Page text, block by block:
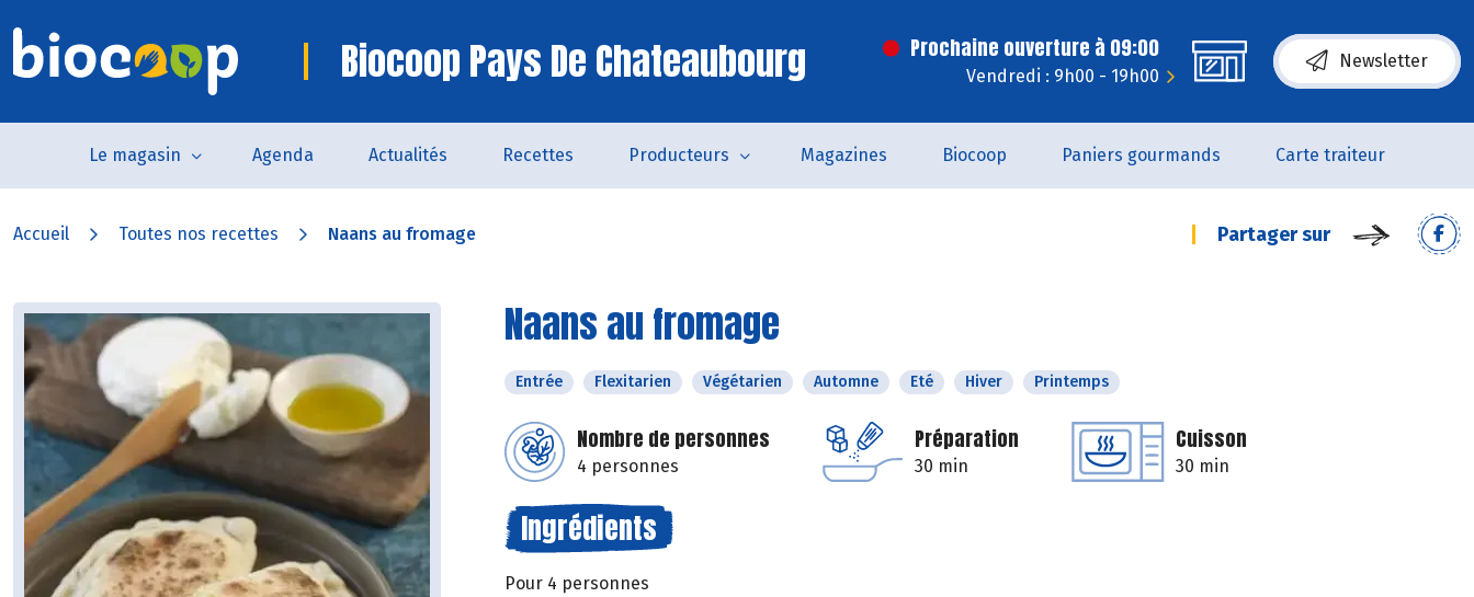
Biocoop Pays De Chateaubourg Prochaine ouverture à 09:00
Vendredi : 9h00 - 19h00
Newsletter
Le magasin Agenda Actualités Recettes Producteurs Magazines Biocoop Paniers gourmands Carte traiteur
Accueil Toutes nos recettes Naans au fromage Partager sur
Naans au fromage
Entrée Flexitarien Végétarien Automne Eté Hiver Printemps
Nombre de personnes
4 personnes
Préparation
30 min
Cuisson
30 min
Ingrédients
Pour 4 personnes